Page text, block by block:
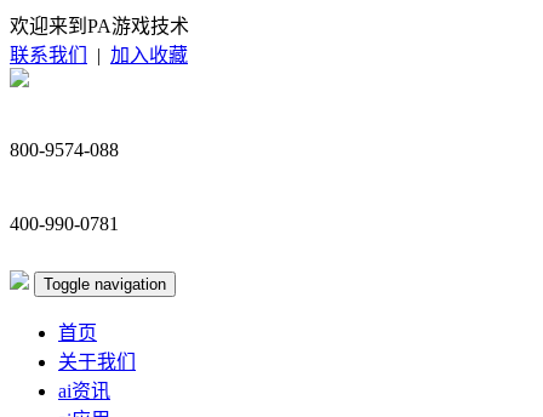
欢迎来到PA游戏技术
联系我们
| 加入收藏
800-9574-088
400-990-0781
Toggle navigation
首页
关于我们
ai资讯